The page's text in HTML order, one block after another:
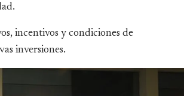
incentivos y condiciones de
inversiones.